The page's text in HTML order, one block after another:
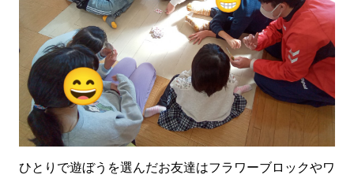
ひとりで遊ぼうを選んだお友達はフラワーブロックやワ